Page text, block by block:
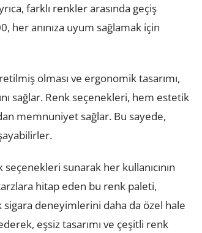
farklı renkler arasında geçiş
her anınıza uyum sağlamak için
olması ve ergonomik tasarımı,
sağlar. Renk seçenekleri, hem estetik
memnuniyet sağlar. Bu sayede,
sunarak her kullanıcının
hitap eden bu renk paleti,
deneyimlerini daha da özel hale
eşsiz tasarımı ve çeşitli renk